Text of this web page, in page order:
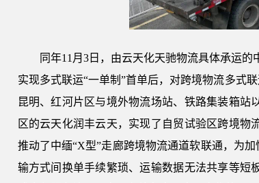
同年11月3日，由云天化天驰物流具体承运的
实现多式联运“一单制”首单后，对跨境物流多式
昆明、红河片区与境外物流场站、铁路集装箱
区的云天化润丰云天，实现了自贸试验区跨境物
推动了中缅“X型”走廊跨境物流通道软联通，为
输方式间换单手续繁琐、运输数据无法共享等短